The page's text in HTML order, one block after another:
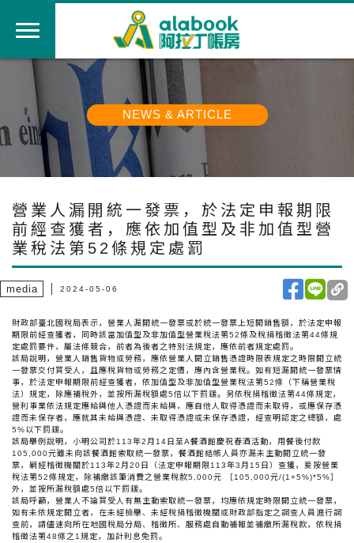
NEWS & ARTICLE
營業人漏開統一發票，於法定申報期限
前經查獲者，應依加值型及非加值型營
業稅法第52條規定處罰
media 2024-05-06
財政部臺北國稅局表示，營業人漏開統一發票或於統一發票上短開銷售額，於法定申報
期限前經查獲者，同時該當加值型及非加值型營業稅法第52條及稅捐稽徵法第44條規
定處罰要件，屬法條競合，前者為後者之特別法規定，應依前者規定處罰。
該局說明，營業人銷售貨物或勞務，應依營業人開立銷售憑證時限表規定之時限開立統
一發票交付買受人，且應稅貨物或勞務之定價，應內含營業稅。如有短漏開統一發票情
事，於法定申報期限前經查獲者，依加值型及非加值型營業稅法第52條（下稱營業稅
法）規定，除應補稅外，並按所漏稅額處5倍以下罰鍰。另依稅捐稽徵法第44條規定，
營利事業依法規定應給與他人憑證而未給與，應自他人取得憑證而未取得，或應保存憑
證而未保存者，應就其未給與憑證、未取得憑證或未保存憑證，經查明認定之總額，處
5%以下罰鍰。
該局舉例說明，小明公司於113年2月14日至A餐酒館慶祝春酒活動，用餐後付款
105,000元雖未向該餐酒館索取統一發票，餐酒館結帳人員亦漏未主動開立統一發
票，嗣經稽徵機關於113年2月20日（法定申報期限113年3月15日）查獲，爰按營業
稅法第52條規定，除補繳該筆消費之營業稅款5,000元 ［105,000元/(1+5%)*5%］
外，並按所漏稅額處5倍以下罰鍰。
該局呼籲，營業人不論買受人有無主動索取統一發票，均應依規定時限開立統一發票，
如有未依規定開立者，在未經檢舉、未經稅捐稽徵機關或財政部指定之調查人員進行調
查前，請儘速向所在地國稅局分局、稽徵所、服務處自動補報並補繳所漏稅款，依稅捐
稽徵法第48條之1規定，加計利息免罰。